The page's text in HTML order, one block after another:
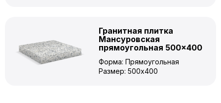
Гранитная плитка
Мансуровская
прямоугольная 500×400
Форма: Прямоугольная
Размер: 500x400